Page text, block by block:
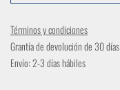
Términos y condiciones
Grantía de devolución de 30 días
Envío: 2-3 días hábiles